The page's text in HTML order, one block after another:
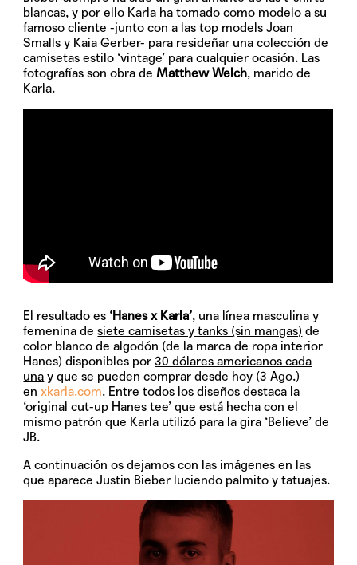
blancas, y por ello Karla ha tomado como modelo a su
famoso cliente -junto con a las top models Joan
Smalls y Kaia Gerber- para resideñar una colección de
camisetas estilo ‘vintage’ para cualquier ocasión. Las
fotografías son obra de Matthew Welch, marido de
Karla.
El resultado es ‘Hanes x Karla’, una línea masculina y
femenina desiete camisetas y tanks (sin mangas) de
color blanco de algodón (de la marca de ropa interior
Hanes) disponibles por30 dólares americanos cada
una y que se pueden comprar desde hoy (3 Ago.)
enxkarla.com. Entre todos los diseños destaca la
‘original cut-up Hanes tee’ que está hecha con el
mismo patrón que Karla utilizó para la gira ‘Believe’ de
JB.
A continuación os dejamos con las imágenes en las
que aparece Justin Bieber luciendo palmito y tatuajes.